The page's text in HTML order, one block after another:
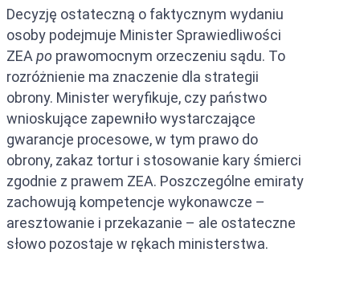
Decyzję ostateczną o faktycznym wydaniu
osoby podejmuje Minister Sprawiedliwości
ZEA po prawomocnym orzeczeniu sądu. To
rozróżnienie ma znaczenie dla strategii
obrony. Minister weryfikuje, czy państwo
wnioskujące zapewniło wystarczające
gwarancje procesowe, w tym prawo do
obrony, zakaz tortur i stosowanie kary śmierci
zgodnie z prawem ZEA. Poszczególne emiraty
zachowują kompetencje wykonawcze –
aresztowanie i przekazanie – ale ostateczne
słowo pozostaje w rękach ministerstwa.